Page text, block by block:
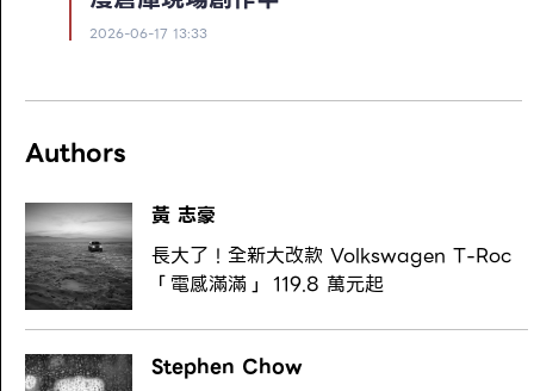
2026-06-17 13:33
Authors
黃 志豪
長大了！全新大改款 Volkswagen T-Roc
「電感滿滿」 119.8 萬元起
Stephen Chow